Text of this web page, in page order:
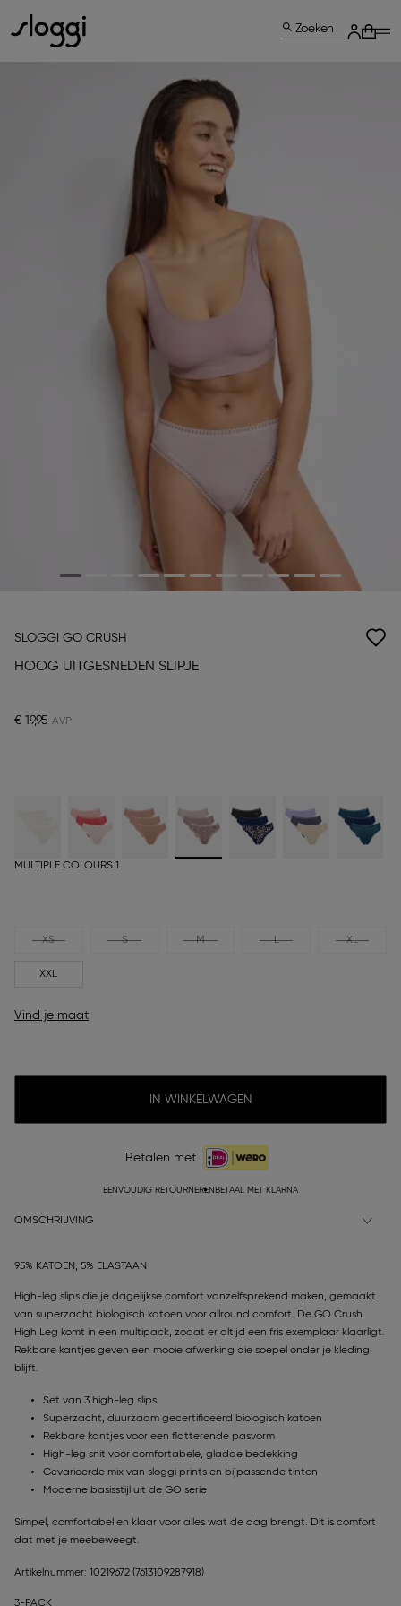
Zoeken
SLOGGI GO CRUSH
HOOG UITGESNEDEN SLIPJE
€ 19,95
MULTIPLE COLOURS 1
XS S M L XL
XXL
Vind je maat
IN WINKELWAGEN
Betalen met
EENVOUDIG RETOURNEREN BETAAL MET KLARNA
OMSCHRIJVING
95% KATOEN, 5% ELASTAAN
High-leg slips die je dagelijkse comfort vanzelfsprekend maken, gemaakt
van superzacht biologisch katoen voor allround comfort. De GO Crush
High Leg komt in een multipack, zodat er altijd een fris exemplaar klaarligt.
Rekbare kantjes geven een mooie afwerking die soepel onder je kleding
blijft.
Set van 3 high-leg slips
Superzacht, duurzaam gecertificeerd biologisch katoen
Rekbare kantjes voor een flatterende pasvorm
High-leg snit voor comfortabele, gladde bedekking
Gevarieerde mix van sloggi prints en bijpassende tinten
Moderne basisstijl uit de GO serie
Simpel, comfortabel en klaar voor alles wat de dag brengt. Dit is comfort
dat met je meebeweegt.
Artikelnummer: 10219672 (7613109287918)
3-PACK